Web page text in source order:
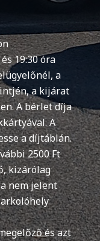
19:30 óra
a
a kijárat
A bérlet díja
A
a díjtáblán.
2500 Ft
kizárólag
nem jelent
és azt